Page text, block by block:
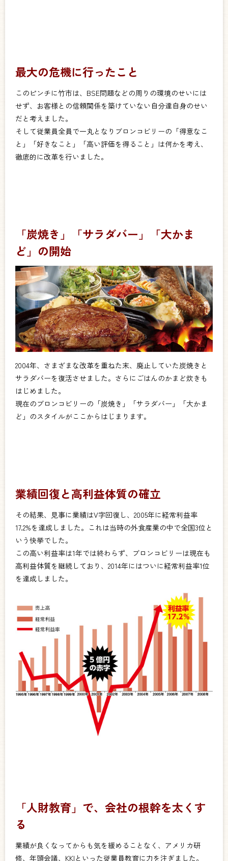
最大の危機に行ったこと
このピンチに竹市は、BSE問題などの周りの環境のせいには
せず、お客様との信頼関係を築けていない自分達自身のせい
だと考えました。
そして従業員全員で一丸となりブロンコビリーの「得意なこ
と」「好きなこと」「高い評価を得ること」は何かを考え、
徹底的に改革を行いました。
「炭焼き」「サラダバー」「大かま
ど」の開始
2004年、さまざまな改革を重ねた末、廃止していた炭焼きと
サラダバーを復活させました。さらにごはんのかまど炊きも
はじめました。
現在のブロンコビリーの「炭焼き」「サラダバー」「大かま
ど」のスタイルがここからはじまります。
業績回復と高利益体質の確立
その結果、見事に業績はV字回復し、2005年に経常利益率
17.2%を達成しました。これは当時の外食産業の中で全国3位と
いう快挙でした。
この高い利益率は1年では終わらず、ブロンコビリーは現在も
高利益体質を継続しており、2014年にはついに経常利益率1位
を達成しました。
「人財教育」で、会社の根幹を太くす
る
業績が良くなってからも気を緩めることなく、アメリカ研
修、年頭会議、KKIといった従業員教育に力を注ぎました。